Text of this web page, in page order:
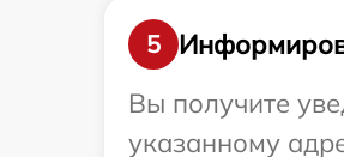
5
Вы получите
указанному